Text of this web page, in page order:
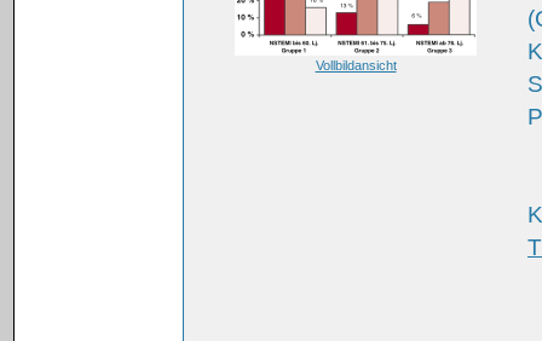
Vollbildansicht